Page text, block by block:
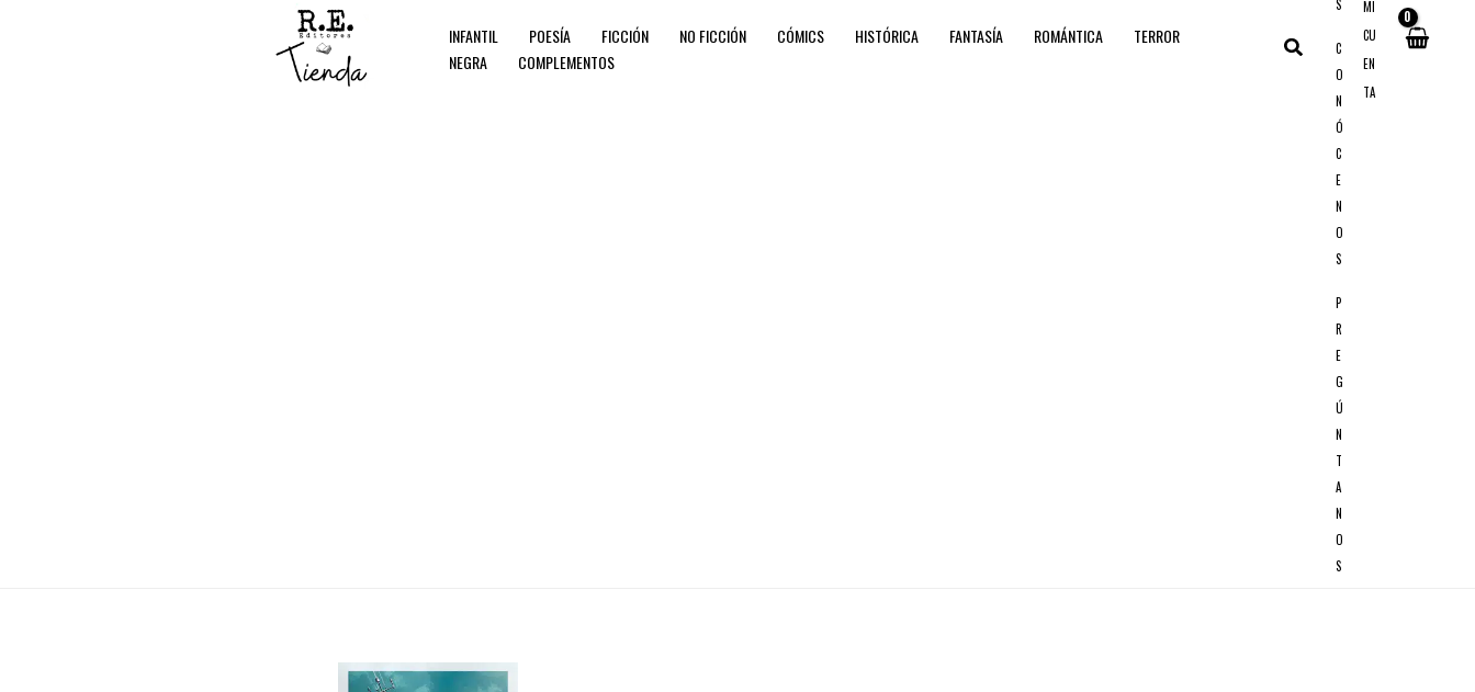
INFANTIL POESÍA FICCIÓN NO FICCIÓN CÓMICS HISTÓRICA FANTASÍA ROMÁNTICA
TERROR
NEGRA
COMPLEMENTOS Buscar
S
C
O
N
Ó
C
E
N
O
S
P
R
E
G
Ú
N
T
A
N
O
S
MI
CU
EN
TA